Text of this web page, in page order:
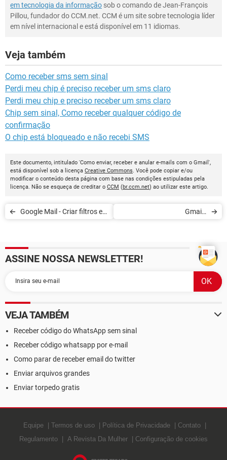
em tecnologia da informação sob o comando de Jean-François
Pillou, fundador do CCM.net. CCM é um site sobre tecnologia líder
em nível internacional e está disponível em 11 idiomas.
Veja também
Como receber sms sem sinal
Perdi meu chip é preciso receber um sms claro
Perdi meu chip e preciso receber um sms claro
Chip sem sinal, Como receber qualquer código de
confirmação
O chip está bloqueado e não recebi SMS
Este documento, intitulado 'Como enviar, receber e anular e-mails com o Gmail',
está disponível sob a licença Creative Commons. Você pode copiar e/ou
modificar o conteúdo desta página com base nas condições estipuladas pela
licença. Não se esqueça de creditar o CCM (br.ccm.net) ao utilizar este artigo.
Google Mail - Criar filtros e
Gmail -
ASSINE NOSSA NEWSLETTER!
VEJA TAMBÉM
Receber código do WhatsApp sem sinal
Receber código whatsapp por e-mail
Como parar de receber email do twitter
Enviar arquivos grandes
Enviar torpedo gratis
Equipe Termos de uso Política de Privacidade
Contato
Regulamento
A Revista Da Mulher Configuração de cookies